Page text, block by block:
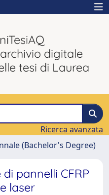
digitale
tesi di Laurea
Ricerca avanzata
(Bachelor's Degree)
pannelli CFRP
laser